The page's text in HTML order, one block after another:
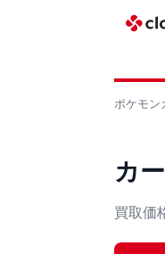
ポケモン
カ
買取価